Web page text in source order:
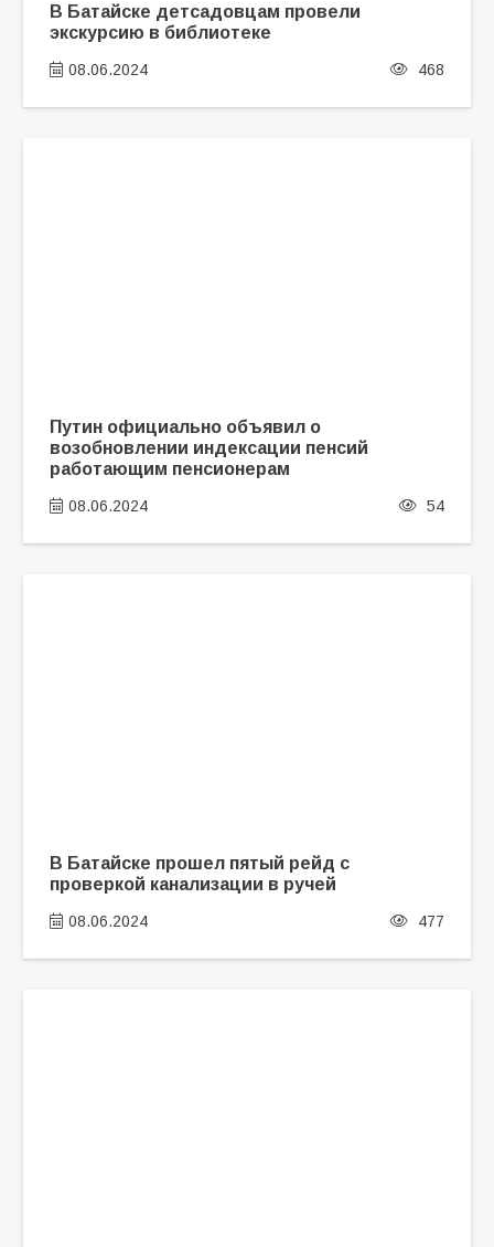
В Батайске детсадовцам провели
экскурсию в библиотеке
08.06.2024 468
Путин официально объявил о
возобновлении индексации пенсий
работающим пенсионерам
08.06.2024 54
В Батайске прошел пятый рейд с
проверкой канализации в ручей
08.06.2024 477